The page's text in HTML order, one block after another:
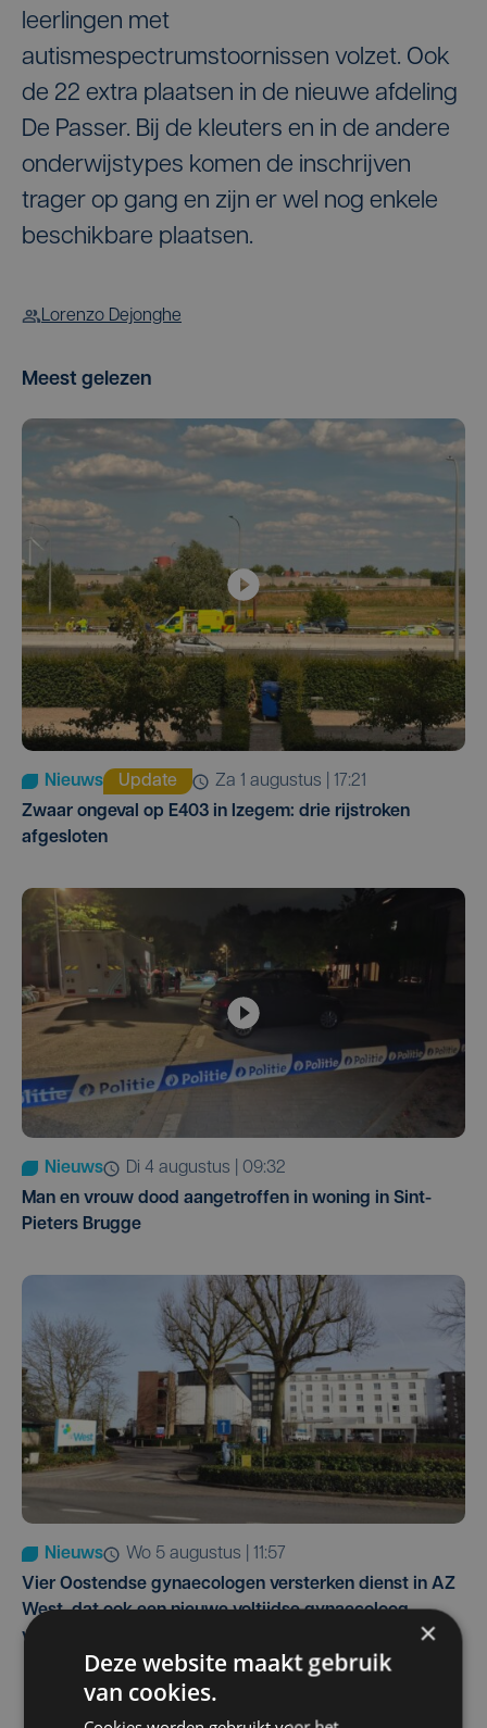
leerlingen met
autismespectrumstoornissen volzet. Ook
de 22 extra plaatsen in de nieuwe afdeling
De Passer. Bij de kleuters en in de andere
onderwijstypes komen de inschrijven
trager op gang en zijn er wel nog enkele
beschikbare plaatsen.
Lorenzo Dejonghe
Meest gelezen
Nieuws Update
za 1 augustus | 17:21
Zwaar ongeval op E403 in Izegem: drie rijstroken
afgesloten
Nieuws
di 4 augustus | 09:32
Man en vrouw dood aangetroffen in woning in Sint-
Pieters Brugge
Nieuws
wo 5 augustus | 11:57
Vier Oostendse gynaecologen versterken dienst in AZ
West, dat ook een nieuwe voltijdse gynaecoloog
verwelkomt
×
Deze website maakt gebruik
van cookies.